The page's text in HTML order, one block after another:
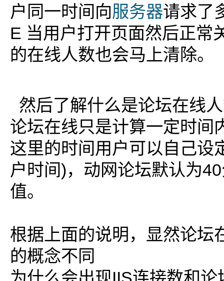
户同一时间向服务器请求了
E 当用户打开页面然后正常
的在线人数也会马上清除。
然后了解什么是论坛在线
论坛在线只是计算一定时间
这里的时间用户可以自己设
户时间)，动网论坛默认为
值。
根据上面的说明，显然论坛
的概念不同